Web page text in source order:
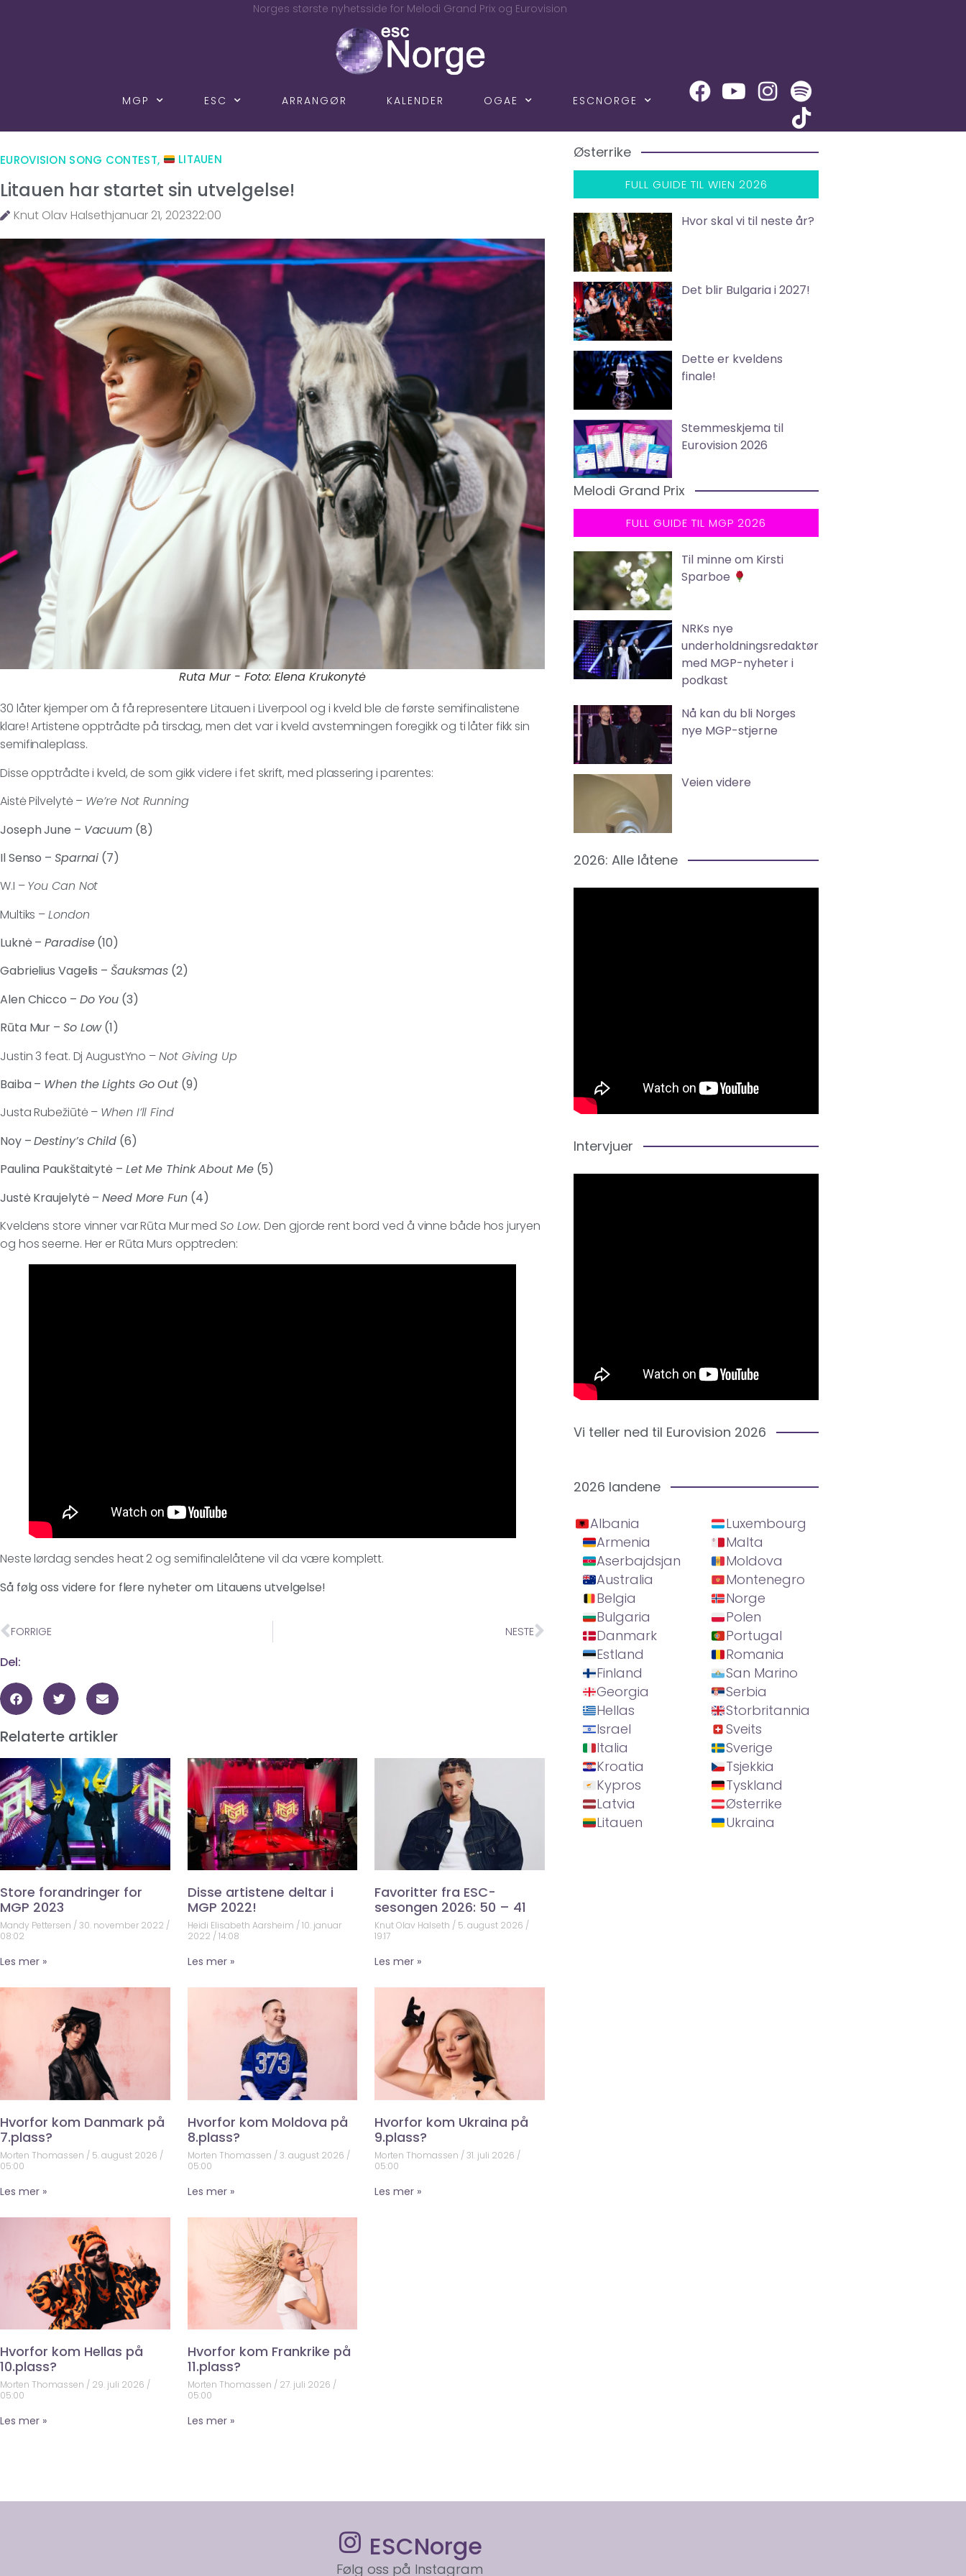
Norges største nyhetsside for Melodi Grand Prix og Eurovision
MGP ESC ARRANGØR KALENDER OGAE ESCNORGE
EUROVISION SONG CONTEST, LITAUEN
Litauen har startet sin utvelgelse!
Knut Olav Halsethjanuar 21, 202322:00
Ruta Mur - Foto: Elena Krukonytė
30 låter kjemper om å få representere Litauen i Liverpool og i kveld ble de første semifinalistene
klare! Artistene opptrådte på tirsdag, men det var i kveld avstemningen foregikk og ti låter fikk sin
semifinaleplass.
Disse opptrådte i kveld, de som gikk videre i fet skrift, med plassering i parentes:
Aistė Pilvelytė – We’re Not Running
Joseph June – Vacuum (8)
Il Senso – Sparnai (7)
W.I –You Can Not
Multiks –London
Luknė –Paradise(10)
Gabrielius Vagelis – Šauksmas (2)
Alen Chicco – Do You (3)
Rūta Mur – So Low(1)
Justin 3 feat. Dj AugustYno –Not Giving Up
Baiba – When the Lights Go Out (9)
Justa Rubežiūtė – When I’ll Find
Noy –Destiny’s Child (6)
Paulina Paukštaitytė – Let Me Think About Me (5)
Justė Kraujelytė –Need More Fun (4)
Kveldens store vinner var Rūta Mur medSo Low.Den gjorde rent bord ved å vinne både hos juryen
og hos seerne. Her er Rūta Murs opptreden:
Neste lørdag sendes heat 2 og semifinalelåtene vil da være komplett.
Så følg oss videre for flere nyheter om Litauens utvelgelse!
FORRIGE NESTE
Del:
Relaterte artikler
Store forandringer for
MGP 2023
Mandy Pettersen
30. november 2022
08:02
Les mer »
Disse artistene deltar i
MGP 2022!
Heidi Elisabeth Aarsheim 10. januar
2022 14:08
Les mer »
Favoritter fra ESC-
sesongen 2026: 50 – 41
Knut Olav Halseth
5. august 2026
19:17
Les mer »
Hvorfor kom Danmark på
7.plass?
Morten Thomassen
5. august 2026
05:00
Les mer »
Hvorfor kom Moldova på
8.plass?
Morten Thomassen 3. august 2026
05:00
Les mer »
Hvorfor kom Ukraina på
9.plass?
Morten Thomassen
31. juli 2026
05:00
Les mer »
Hvorfor kom Hellas på
10.plass?
Morten Thomassen
29. juli 2026
05:00
Les mer »
Hvorfor kom Frankrike på
11.plass?
Morten Thomassen 27. juli 2026
05:00
Les mer »
Østerrike
FULL GUIDE TIL WIEN 2026
Hvor skal vi til neste år?
Det blir Bulgaria i 2027!
Dette er kveldens
finale!
Stemmeskjema til
Eurovision 2026
Melodi Grand Prix
FULL GUIDE TIL MGP 2026
Til minne om Kirsti
Sparboe
NRKs nye
underholdningsredaktør
med MGP-nyheter i
podkast
Nå kan du bli Norges
nye MGP-stjerne
Veien videre
2026: Alle låtene
Intervjuer
Vi teller ned til Eurovision 2026
2026 landene
Albania
Armenia
Aserbajdsjan
Australia
Belgia
Bulgaria
Danmark
Estland
Finland
Georgia
Hellas
Israel
Italia
Kroatia
Kypros
Latvia
Litauen
Luxembourg
Malta
Moldova
Montenegro
Norge
Polen
Portugal
Romania
San Marino
Serbia
Storbritannia
Sveits
Sverige
Tsjekkia
Tyskland
Østerrike
Ukraina
ESCNorge
Følg oss på Instagram